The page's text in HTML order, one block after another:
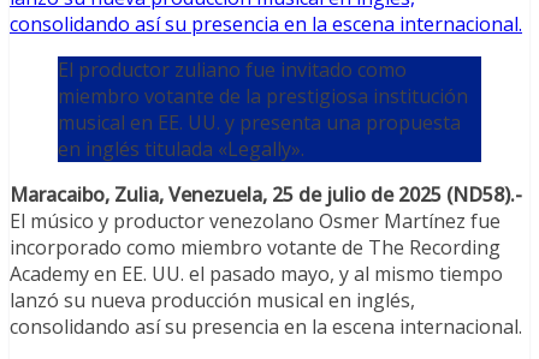
El productor zuliano fue invitado como
miembro votante de la prestigiosa institución
musical en EE. UU. y presenta una propuesta
en inglés titulada «Legally».
Maracaibo, Zulia, Venezuela, 25 de julio de 2025 (ND58).-
El músico y productor venezolano Osmer Martínez fue
incorporado como miembro votante de The Recording
Academy en EE. UU. el pasado mayo, y al mismo tiempo
lanzó su nueva producción musical en inglés,
consolidando así su presencia en la escena internacional.